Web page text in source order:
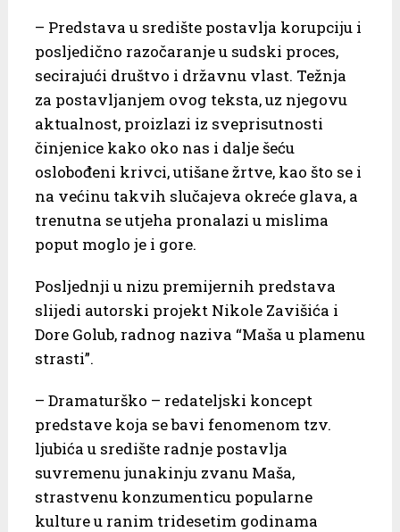
– Predstava u središte postavlja korupciju i
posljedično razočaranje u sudski proces,
secirajući društvo i državnu vlast. Težnja
za postavljanjem ovog teksta, uz njegovu
aktualnost, proizlazi iz sveprisutnosti
činjenice kako oko nas i dalje šeću
oslobođeni krivci, utišane žrtve, kao što se i
na većinu takvih slučajeva okreće glava, a
trenutna se utjeha pronalazi u mislima
poput moglo je i gore.
Posljednji u nizu premijernih predstava
slijedi autorski projekt Nikole Zavišića i
Dore Golub, radnog naziva “Maša u plamenu
strasti”.
– Dramaturško – redateljski koncept
predstave koja se bavi fenomenom tzv.
ljubića u središte radnje postavlja
suvremenu junakinju zvanu Maša,
strastvenu konzumenticu popularne
kulture u ranim tridesetim godinama